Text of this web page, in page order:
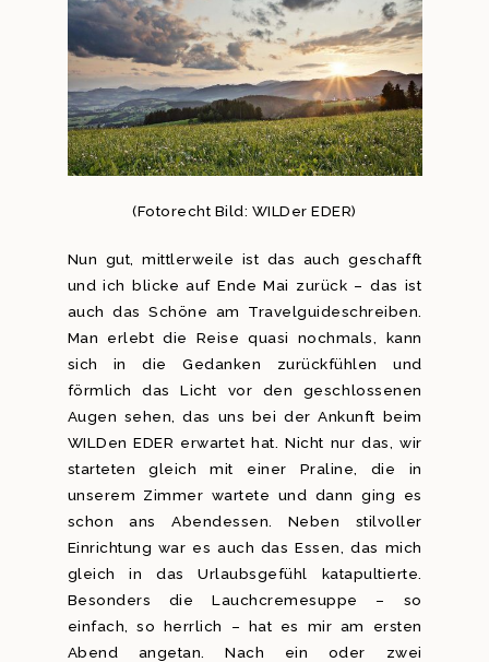
(Fotorecht Bild: WILDer EDER)
Nun gut, mittlerweile ist das auch geschafft
und ich blicke auf Ende Mai zurück – das ist
auch das Schöne am Travelguideschreiben.
Man erlebt die Reise quasi nochmals, kann
sich in die Gedanken zurückfühlen und
förmlich das Licht vor den geschlossenen
Augen sehen, das uns bei der Ankunft beim
WILDen EDER erwartet hat. Nicht nur das, wir
starteten gleich mit einer Praline, die in
unserem Zimmer wartete und dann ging es
schon ans Abendessen. Neben stilvoller
Einrichtung war es auch das Essen, das mich
gleich in das Urlaubsgefühl katapultierte.
Besonders die Lauchcremesuppe – so
einfach, so herrlich – hat es mir am ersten
Abend angetan. Nach ein oder zwei